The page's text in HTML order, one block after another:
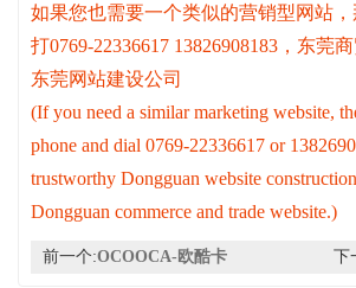
如果您也需要一个类似的营销型网站
打0769-22336617 13826908183，东莞
东莞网站建设公司
(If you need a similar marketing website,
phone and dial 0769-22336617 or
trustworthy Dongguan website
Dongguan commerce and trade website.)
前一个:OCOOCA-欧酷卡 下